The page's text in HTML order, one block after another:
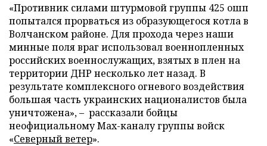
«Противник силами штурмовой группы 425 ошп
попытался прорваться из образующегося котла в
Волчанском районе. Для прохода через наши
минные поля враг использовал военнопленных
российских военнослужащих, взятых в плен на
территории ДНР несколько лет назад. В
результате комплексного огневого воздействия
большая часть украинских националистов была
уничтожена», – рассказали бойцы
неофициальному Max-каналу группы войск
«Северный ветер».